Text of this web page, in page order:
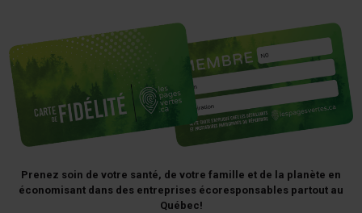
Prenez soin de votre santé, de votre famille et de la planète en
économisant dans des entreprises écoresponsables partout au
Québec!